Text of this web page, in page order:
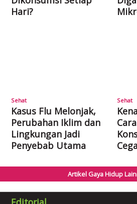
Hari?
Sehat
Kasus Flu Melonjak,
Perubahan Iklim dan
Lingkungan Jadi
Penyebab Utama
Sehat
Artikel Gaya Hidup